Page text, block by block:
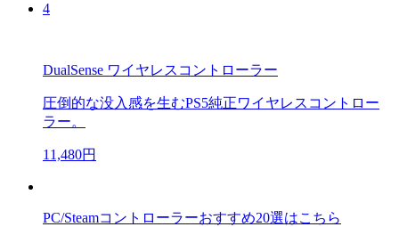
4
DualSense ワイヤレスコントローラー
圧倒的な没入感を生むPS5純正ワイヤレスコントロー
ラー。
11,480円
PC/Steamコントローラーおすすめ20選はこちら